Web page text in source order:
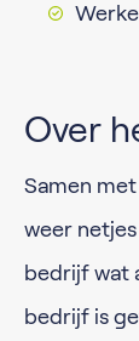
Over
Samen
weer
bedrijf wat
bedrijf is